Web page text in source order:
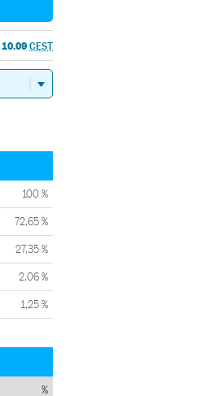
10.09 CEST
100 %
72,65 %
27,35 %
2,06 %
1,25 %
%